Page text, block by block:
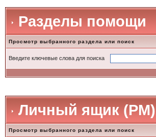
Разделы помощи
Просмотр выбранного раздела или поиск
Введите ключевые слова для поиска
Личный ящик (PM)
Просмотр выбранного раздела или поиск